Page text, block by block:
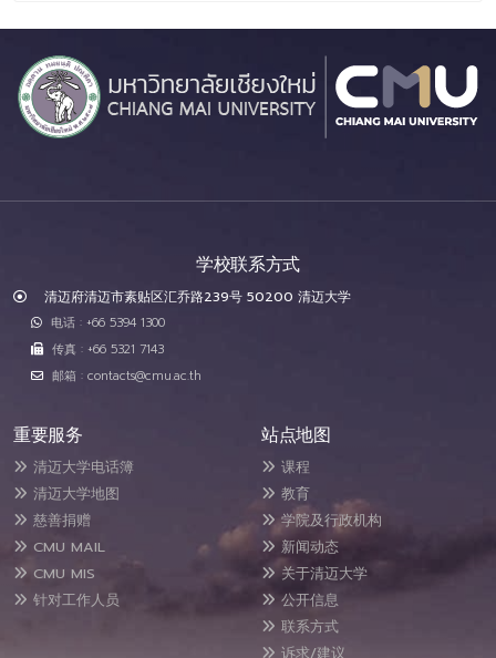
学校联系方式
清迈府清迈市素贴区汇乔路239号 50200 清迈大学
电话 : +66 5394 1300
传真 : +66 5321 7143
邮箱 : contacts@cmu.ac.th
重要服务
清迈大学电话簿
清迈大学地图
慈善捐赠
CMU MAIL
CMU MIS
针对工作人员
站点地图
课程
教育
学院及行政机构
新闻动态
关于清迈大学
公开信息
联系方式
诉求/建议